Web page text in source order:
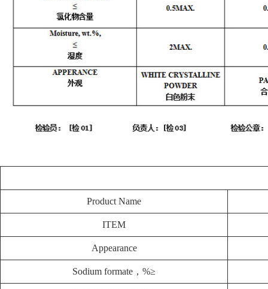
Product Name
ITEM
Appearance
Sodium formate，%≥